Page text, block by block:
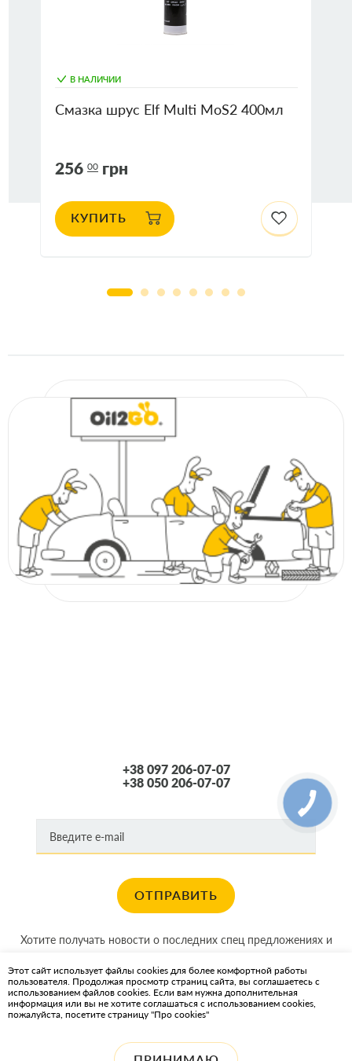
В НАЛИЧИИ
Смазка шрус Elf Multi MoS2 400мл
256 00 грн
КУПИТЬ
+38 097 206-07-07
+38 050 206-07-07
ОТПРАВИТЬ
Хотите получать новости о последних спец предложениях и
КАРТА САЙТА
Этот сайт использует файлы cookies для более комфортной работы
пользователя. Продолжая просмотр страниц сайта, вы соглашаетесь с
использованием файлов cookies. Если вам нужна дополнительная
информация или вы не хотите соглашаться с использованием cookies,
пожалуйста, посетите страницу "Про cookies"